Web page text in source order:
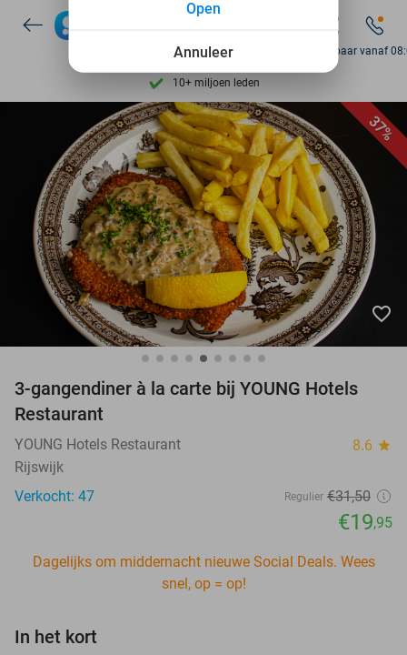
Ontdek 15.000+ deals
7 dagen per week beschikbaar
10+ miljoen leden
9,4 op basis van206.128 reviews
Ontdek 15.000+ deals
7 dagen per week beschikbaar
10+ miljoen leden
Bereikbaar vanaf
37%
favorite_border
3-gangendiner à la carte bij YOUNG Hotels
Restaurant
YOUNG Hotels Restaurant 8.6 star
Rijswijk
Verkocht: 47
Regulier €31,50
€19,95
Dagelijks om middernacht nieuwe Social Deals. Wees
snel, op = op!
In het kort
Annuleer
Open